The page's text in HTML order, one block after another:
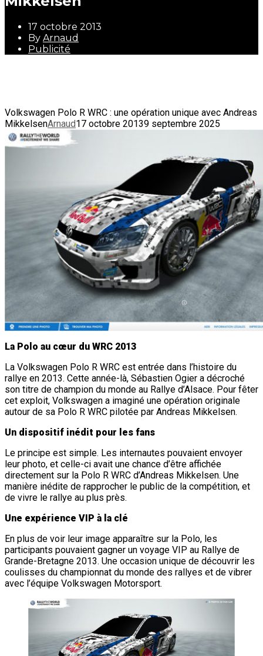
17 octobre 2013
By Arnaud
Publicité
Volkswagen Polo R WRC : une opération unique avec Andreas
MikkelsenArnaud17 octobre 20139 septembre 2025
La Polo au cœur du WRC 2013
La Volkswagen Polo R WRC est entrée dans l’histoire du
rallye en 2013. Cette année-là, Sébastien Ogier a décroché
son titre de champion du monde au Rallye d’Alsace. Pour fêter
cet exploit, Volkswagen a imaginé une opération originale
autour de sa Polo R WRC pilotée par Andreas Mikkelsen.
Un dispositif inédit pour les fans
Le principe est simple. Les internautes pouvaient envoyer
leur photo, et celle-ci avait une chance d’être affichée
directement sur la Polo R WRC d’Andreas Mikkelsen. Une
manière inédite de rapprocher le public de la compétition, et
de vivre le rallye au plus près.
Une expérience VIP à la clé
En plus de voir leur image apparaître sur la Polo, les
participants pouvaient gagner un voyage VIP au Rallye de
Grande-Bretagne 2013. Une occasion unique de découvrir les
coulisses du championnat du monde des rallyes et de vibrer
avec l’équipe Volkswagen Motorsport.